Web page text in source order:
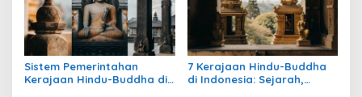
Sistem Pemerintahan
Kerajaan Hindu-Buddha di
7 Kerajaan Hindu-Buddha
di Indonesia: Sejarah,